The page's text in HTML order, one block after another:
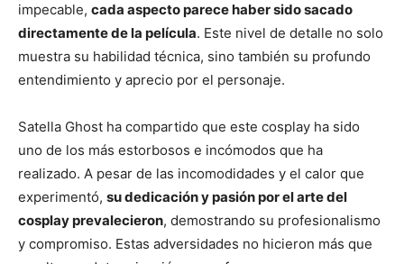
impecable, cada aspecto parece haber sido sacado
directamente de la película. Este nivel de detalle no solo
muestra su habilidad técnica, sino también su profundo
entendimiento y aprecio por el personaje.
Satella Ghost ha compartido que este cosplay ha sido
uno de los más estorbosos e incómodos que ha
realizado. A pesar de las incomodidades y el calor que
experimentó, su dedicación y pasión por el arte del
cosplay prevalecieron, demostrando su profesionalismo
y compromiso. Estas adversidades no hicieron más que